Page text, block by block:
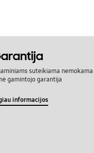
suteikiama nemokama
gamintojo garantija
informacijos